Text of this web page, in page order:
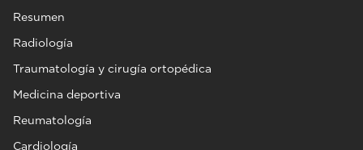
Resumen
Radiología
Traumatología y cirugía ortopédica
Medicina deportiva
Reumatología
Cardiología